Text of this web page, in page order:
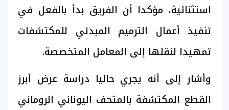
استثنائية، مؤكدا أن الفريق بدأ بالفعل في
تنفيذ أعمال الترميم المبدئي للمكتشفات
تمهيدا لنقلها إلى المعامل المتخصصة.
وأشار إلى أنه يجري حاليا دراسة عرض أبرز
القطع المكتشفة بالمتحف اليوناني الروماني